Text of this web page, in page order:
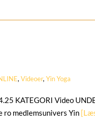
,Videoer,Yin Yoga
KATEGORI Video
medlemsunivers Yin